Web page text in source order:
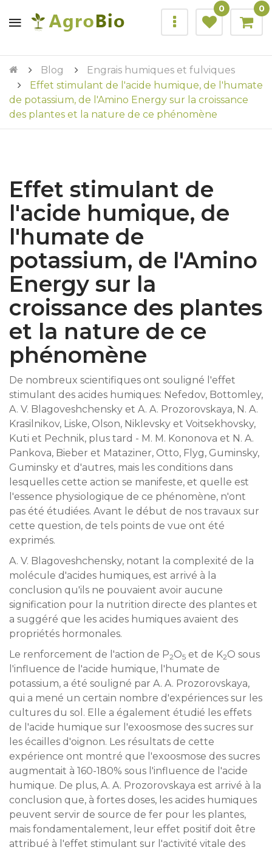
0 0
Blog
Engrais humiques et fulviques
Effet stimulant de l'acide humique, de l'humate
de potassium, de l'Amino Energy sur la croissance
des plantes et la nature de ce phénomène
Effet stimulant de
l'acide humique, de
l'humate de
potassium, de l'Amino
Energy sur la
croissance des plantes
et la nature de ce
phénomène
De nombreux scientifiques ont souligné l'effet
stimulant des acides humiques: Nefedov, Bottomley,
A. V. Blagoveshchensky et A. A. Prozorovskaya, N. A.
Krasilnikov, Liske, Olson, Niklevsky et Voitsekhovsky,
Kuti et Pechnik, plus tard - M. M. Kononova et N. A.
Pankova, Bieber et Mataziner, Otto, Flyg, Guminsky,
Guminsky et d'autres, mais les conditions dans
lesquelles cette action se manifeste, et quelle est
l'essence physiologique de ce phénomène, n'ont
pas été étudiées. Avant le début de nos travaux sur
cette question, de tels points de vue ont été
exprimés.
A. V. Blagoveshchensky, notant la complexité de la
molécule d'acides humiques, est arrivé à la
conclusion qu'ils ne pouvaient avoir aucune
signification pour la nutrition directe des plantes et
a suggéré que les acides humiques avaient des
propriétés hormonales.
Le renforcement de l'action de P2O5 et de K2O sous
l'influence de l'acide humique, l'humate de
potassium, a été souligné par A. A. Prozorovskaya,
qui a mené un certain nombre d'expériences sur les
cultures du sol. Elle a également étudié les effets
de l'acide humique sur l'exoosmose des sucres sur
les écailles d'oignon. Les résultats de cette
expérience ont montré que l'exoosmose des sucres
augmentait à 160-180% sous l'influence de l'acide
humique. De plus, A. A. Prozorovskaya est arrivé à la
conclusion que, à fortes doses, les acides humiques
peuvent servir de source de fer pour les plantes,
mais fondamentalement, leur effet positif doit être
attribué à l'effet stimulant sur l'activité vitale des